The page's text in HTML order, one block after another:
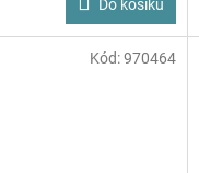
Do košíku
Kód:970464